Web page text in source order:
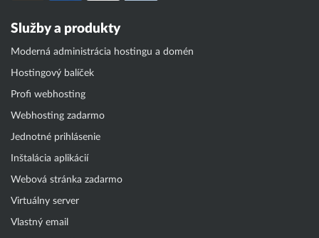
Služby a produkty
Moderná administrácia hostingu a domén
Hostingový balíček
Profi webhosting
Webhosting zadarmo
Jednotné prihlásenie
Inštalácia aplikácií
Webová stránka zadarmo
Virtuálny server
Vlastný email